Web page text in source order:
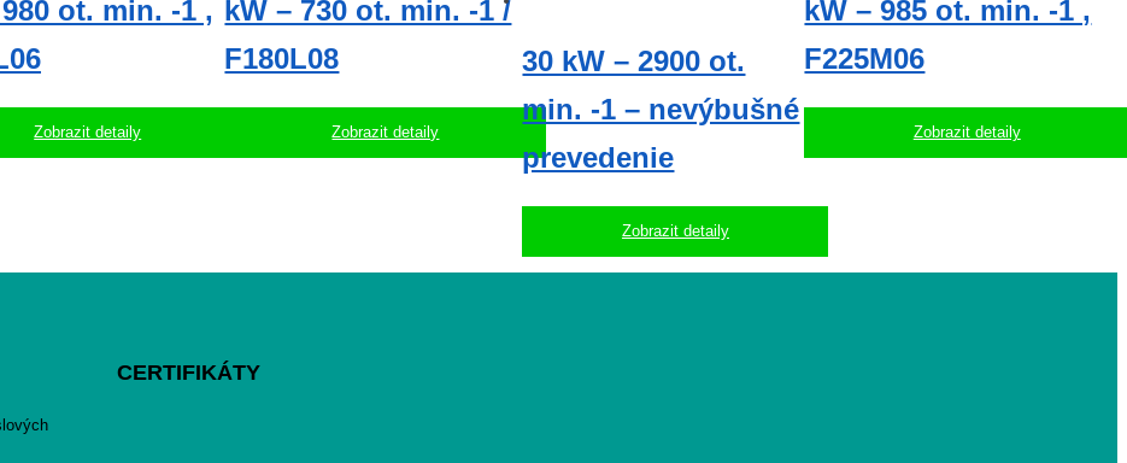
ot. min. -1 ,
Zobrazit detaily
kW – 730 ot. min. -1 /
F180L08
Zobrazit detaily
30 kW – 2900 ot.
min. -1 – nevýbušné
prevedenie
Zobrazit detaily
kW – 985 ot. min. -1 ,
F225M06
Zobrazit detaily
CERTIFIKÁTY